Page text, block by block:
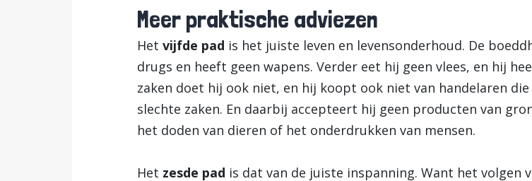
Meer praktische adviezen
Het vijfde pad is het juiste leven en levensonderhoud. De
drugs en heeft geen wapens. Verder eet hij geen vlees, en hij
zaken doet hij ook niet, en hij koopt ook niet van handelaren
slechte zaken. En daarbij accepteert hij geen producten van
het doden van dieren of het onderdrukken van mensen.
Het zesde pad is dat van de juiste inspanning. Want het volgen